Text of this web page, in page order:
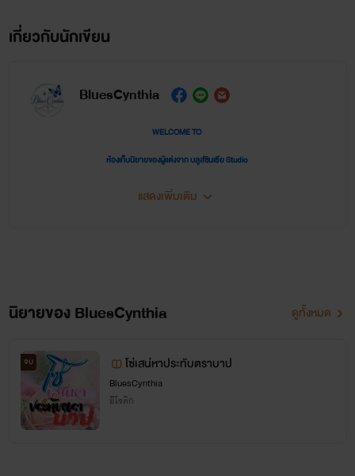
เกี่ยวกับนักเขียน
BluesCynthia
WELCOME TO
ห้องเก็บนิยายของผู้แต่งจาก บลูส์ซินเธีย Studio
นิยายในห้องนี้อาจจะถูกวางปะปนกัน แต่ก็อยากให้มีสักเล่มที่ถูกค้นพบ หวังว่าจะมีเล่มไหนถูกใจคุณ
รี๊ดนะคะ
แสดงเพิ่มเติม
นิยายของ BluesCynthia ดูทั้งหมด
จบ โซ่เสน่หาประทับตราบาป
BluesCynthia
อีโรติก